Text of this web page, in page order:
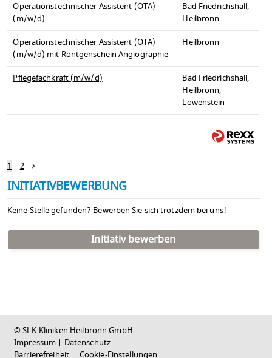
Operationstechnischer Assistent (OTA)
(m/w/d)
Bad Friedrichshall,
Heilbronn
Operationstechnischer Assistent (OTA)
(m/w/d) mit Röntgenschein Angiographie
Heilbronn
Pflegefachkraft (m/w/d)
Bad Friedrichshall,
Heilbronn,
Löwenstein
1 2
INITIATIVBEWERBUNG
Keine Stelle gefunden? Bewerben Sie sich trotzdem bei uns!
Initiativ bewerben
© SLK-Kliniken Heilbronn GmbH
Impressum | Datenschutz
Barrierefreiheit | Cookie-Einstellungen